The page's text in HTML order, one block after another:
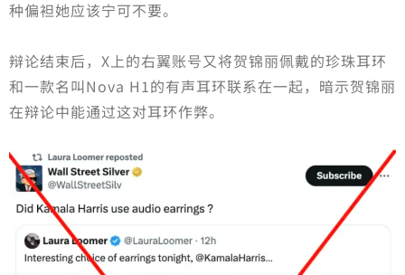
种偏袒她应该宁可不要。
辩论结束后，X上的右翼账号又将贺锦丽佩戴的珍珠耳环
和一款名叫Nova H1的有声耳环联系在一起，暗示贺锦丽
在辩论中能通过这对耳环作弊。